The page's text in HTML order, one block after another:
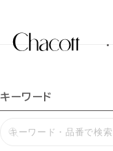
キーワード